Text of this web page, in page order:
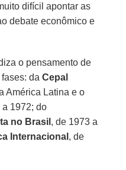
difícil apontar as
debate econômico e
o pensamento de
fases: daCepal
América Latina e o
1972; do
no Brasil , de 1973 a
Internacional , de